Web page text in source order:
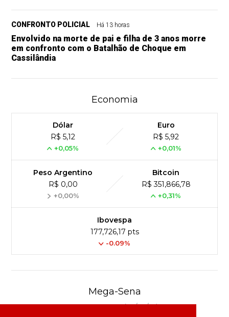
CONFRONTO POLICIAL Há 13 horas
Envolvido na morte de pai e filha de 3 anos morre
em confronto com o Batalhão de Choque em
Cassilândia
Economia
Dólar
R$ 5,12
+0,05%
Euro
R$ 5,92
+0,01%
Peso Argentino
R$ 0,00
+0,00%
Bitcoin
R$ 351,866,78
+0,31%
Ibovespa
177,726,17 pts
-0.09%
Mega-Sena
Concurso 3040 (04/08/26)